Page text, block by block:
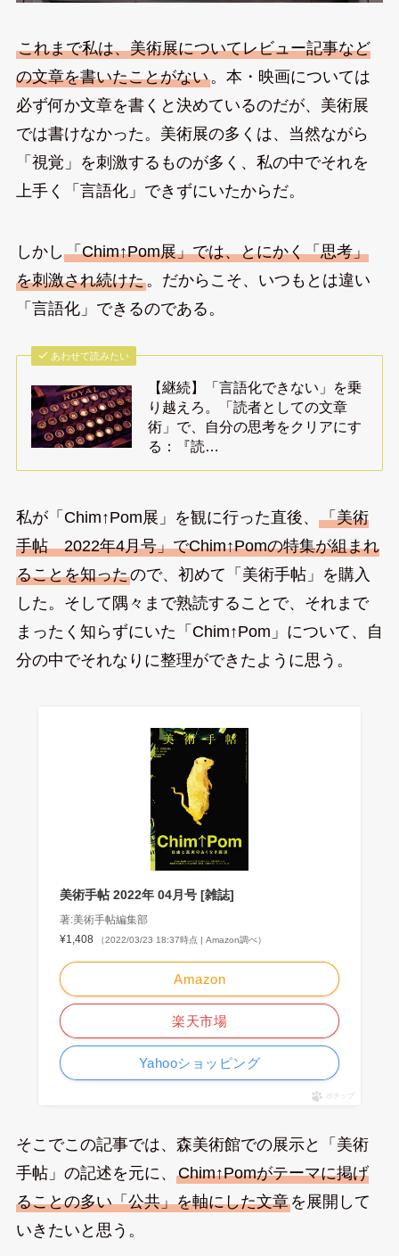
これまで私は、美術展についてレビュー記事など
の文章を書いたことがない。本・映画については
必ず何か文章を書くと決めているのだが、美術展
では書けなかった。美術展の多くは、当然ながら
「視覚」を刺激するものが多く、私の中でそれを
上手く「言語化」できずにいたからだ。
しかし 「Chim↑Pom展」では、とにかく「思考」
を刺激され続けた。だからこそ、いつもとは違い
「言語化」できるのである。
あわせて読みたい
【継続】「言語化できない」を乗
り越えろ。「読者としての文章
術」で、自分の思考をクリアにす
る：『読…
私が「Chim↑Pom展」を観に行った直後、 「美術
手帖 2022年4月号」でChim↑Pomの特集が組まれ
ることを知ったので、初めて「美術手帖」を購入
した。そして隅々まで熟読することで、それまで
まったく知らずにいた「Chim↑Pom」について、自
分の中でそれなりに整理ができたように思う。
美術手帖 2022年 04月号 [雑誌]
著:美術手帖編集部
¥1,408
（2022/03/23 18:37時点 | Amazon調べ）
Amazon
楽天市場
Yahooショッピング
ポチップ
そこでこの記事では、森美術館での展示と「美術
手帖」の記述を元に、 Chim↑Pomがテーマに掲げ
ることの多い「公共」を軸にした文章を展開して
いきたいと思う。